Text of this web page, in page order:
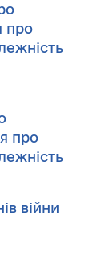
про
про
війни